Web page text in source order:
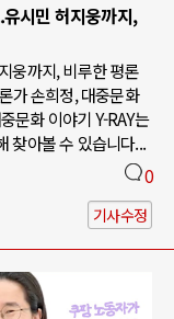
시민 허지웅까지,
웅까지, 비루한 평론
가 손희정, 대중문화
문화 이야기 Y-RAY는
찾아볼 수 있습니다...
0
기사수정